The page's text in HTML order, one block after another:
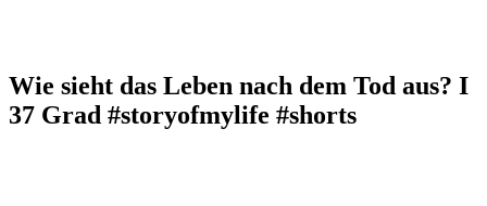
Wie sieht das Leben nach dem Tod aus? I
37 Grad #storyofmylife #shorts